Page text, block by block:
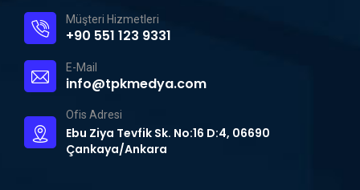
Müşteri Hizmetleri
+90 551 123 9331
E-Mail
info@tpkmedya.com
Ofis Adresi
Ebu Ziya Tevfik Sk. No:16 D:4, 06690
Çankaya/Ankara